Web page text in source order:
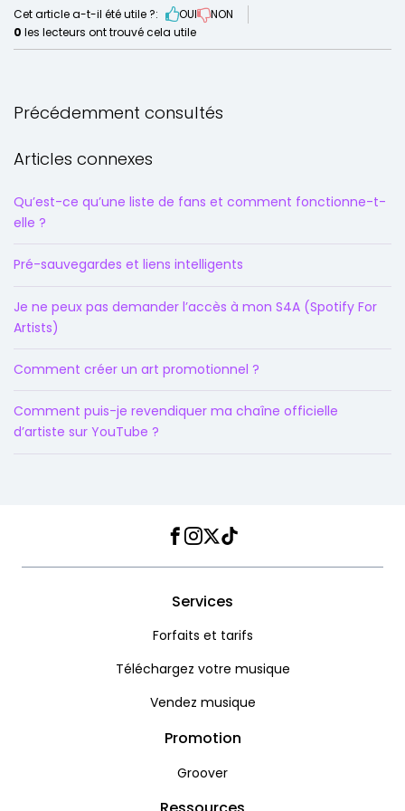
Cet article a-t-il été utile ?: OUI
NON
0 les lecteurs ont trouvé cela utile
Précédemment consultés
Articles connexes
Qu’est-ce qu’une liste de fans et comment fonctionne-t-
elle ?
Pré-sauvegardes et liens intelligents
Je ne peux pas demander l’accès à mon S4A (Spotify For
Artists)
Comment créer un art promotionnel ?
Comment puis-je revendiquer ma chaîne officielle
d’artiste sur YouTube ?
Facebook
Instagram
Twitter
TikTok
Services
Forfaits et tarifs
Téléchargez votre musique
Vendez musique
Promotion
Groover